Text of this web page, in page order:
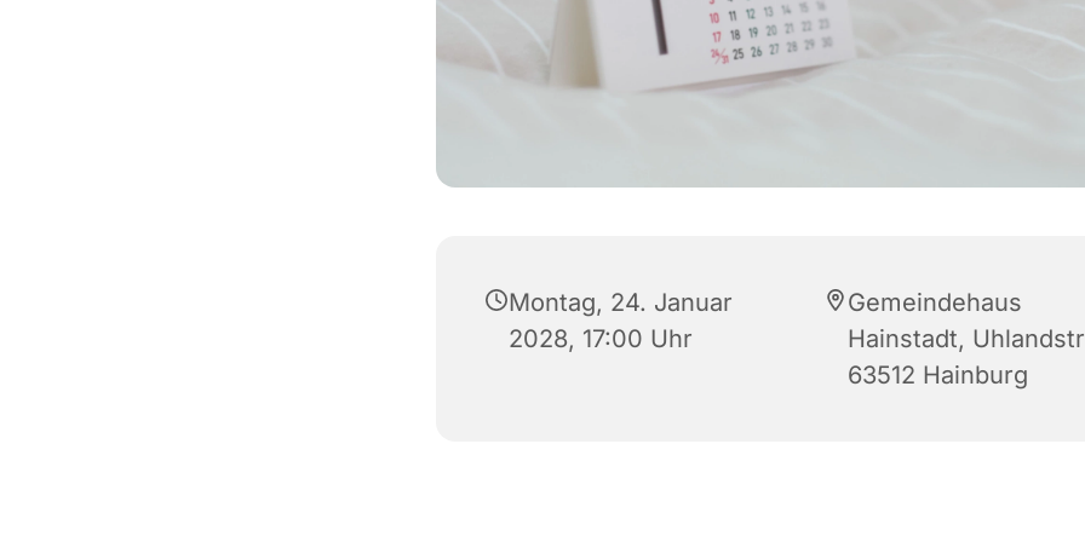
Montag, 24. Januar
2028, 17:00 Uhr
Gemeindehaus
Hainstadt,
63512 Hainburg